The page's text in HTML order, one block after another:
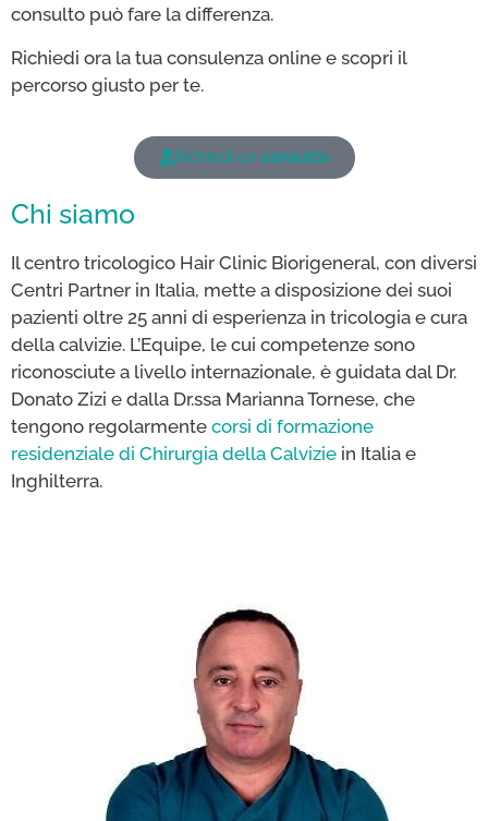
consulto può fare la differenza.
Richiedi ora la tua consulenza online e scopri il
percorso giusto per te.
Richiedi un consulto
Chi siamo
Il centro tricologico Hair Clinic Biorigeneral, con diversi
Centri Partner in Italia, mette a disposizione dei suoi
pazienti oltre 25 anni di esperienza in tricologia e cura
della calvizie. L’Equipe, le cui competenze sono
riconosciute a livello internazionale, è guidata dal Dr.
Donato Zizi e dalla Dr.ssa Marianna Tornese, che
tengono regolarmente corsi di formazione
residenziale di Chirurgia della Calvizie in Italia e
Inghilterra.